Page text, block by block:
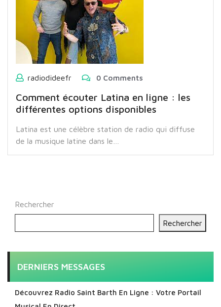
radiodideefr 0 Comments
Comment écouter Latina en ligne : les
différentes options disponibles
Latina est une célèbre station de radio qui diffuse
de la musique latine dans le…
Rechercher
Rechercher
DERNIERS MESSAGES
Découvrez Radio Saint Barth En Ligne : Votre Portail